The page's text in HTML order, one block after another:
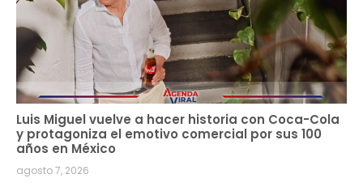
Luis Miguel vuelve a hacer historia con Coca-Cola
y protagoniza el emotivo comercial por sus 100
años en México
agosto 7, 2026